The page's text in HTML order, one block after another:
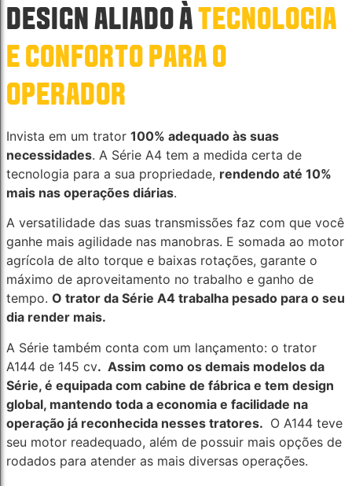
DESIGN ALIADO ÀTECNOLOGIA
E CONFORTO PARA O
OPERADOR
Invista em um trator 100% adequado às suas
necessidades. A Série A4 tem a medida certa de
tecnologia para a sua propriedade, rendendo até 10%
mais nas operações diárias.
A versatilidade das suas transmissões faz com que você
ganhe mais agilidade nas manobras. E somada ao motor
agrícola de alto torque e baixas rotações, garante o
máximo de aproveitamento no trabalho e ganho de
tempo. O trator da Série A4 trabalha pesado para o seu
dia render mais.
A Série também conta com um lançamento: o trator
A144 de 145 cv. Assim como os demais modelos da
Série, é equipada com cabine de fábrica e tem design
global, mantendo toda a economia e facilidade na
operação já reconhecida nesses tratores. O A144 teve
seu motor readequado, além de possuir mais opções de
rodados para atender as mais diversas operações.